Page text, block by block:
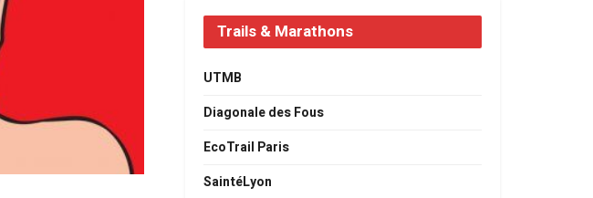
Trails & Marathons
UTMB
Diagonale des Fous
EcoTrail Paris
SaintéLyon